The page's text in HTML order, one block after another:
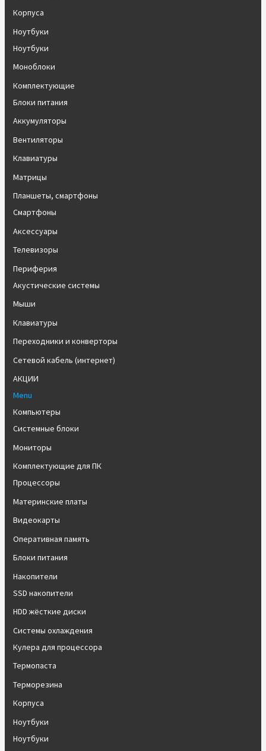
Корпуса
Ноутбуки
Ноутбуки
Моноблоки
Комплектующие
Блоки питания
Аккумуляторы
Вентиляторы
Клавиатуры
Матрицы
Планшеты, смартфоны
Смартфоны
Аксессуары
Телевизоры
Периферия
Акустические системы
Мыши
Клавиатуры
Переходники и конверторы
Сетевой кабель (интернет)
АКЦИИ
Menu
Компьютеры
Системные блоки
Мониторы
Комплектующие для ПК
Процессоры
Материнские платы
Видеокарты
Оперативная память
Блоки питания
Накопители
SSD накопители
HDD жёсткие диски
Системы охлаждения
Кулера для процессора
Термопаста
Терморезина
Корпуса
Ноутбуки
Ноутбуки